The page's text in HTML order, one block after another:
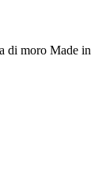
di moro Made in